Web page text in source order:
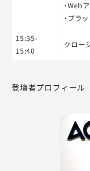
・Web
・プラ
15:35-
15:40
クロー
登壇者プロフィール